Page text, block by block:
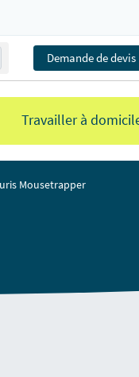
Demande de devis
Travailler à
Mousetrapper